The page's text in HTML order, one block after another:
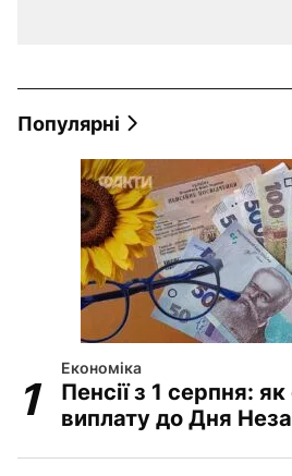
Популярні
Економіка
Пенсії з 1 серпня:
виплату до Дня